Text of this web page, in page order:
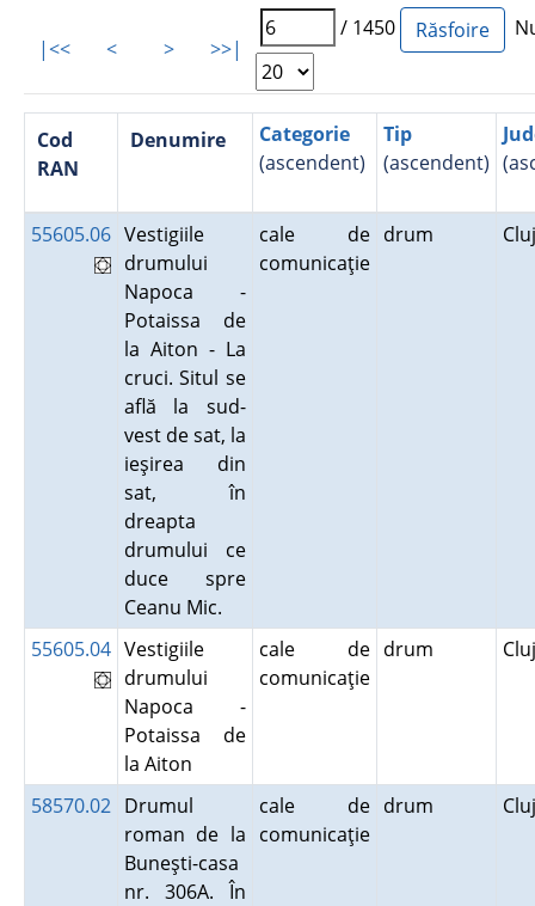
|<< < > >>|
/ 1450
Cod
RAN
Denumire
Categorie
(ascendent)
Tip
(ascendent)
55605.06 Vestigiile
drumului
Napoca -
Potaissa de
la Aiton - La
cruci. Situl se
află la sud-
vest de sat, la
ieşirea din
sat, în
dreapta
drumului ce
duce spre
Ceanu Mic.
cale de
comunicaţie
drum
55605.04 Vestigiile
drumului
Napoca -
Potaissa de
la Aiton
cale de
comunicaţie
drum
58570.02 Drumul
roman de la
Buneşti-casa
nr. 306A. În
cale de
comunicaţie
drum